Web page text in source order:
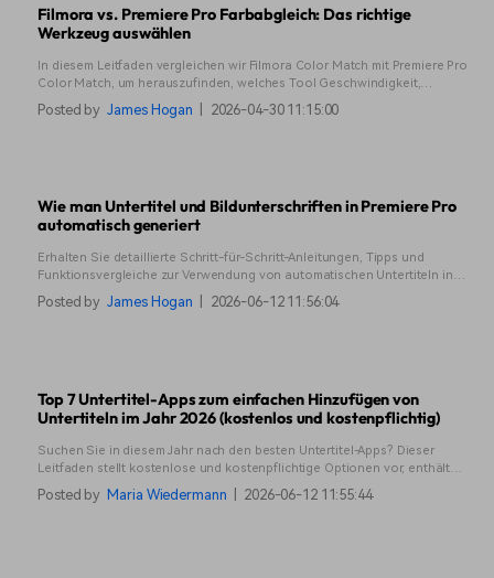
Filmora vs. Premiere Pro Farbabgleich: Das richtige
Werkzeug auswählen
In diesem Leitfaden vergleichen wir Filmora Color Match mit Premiere Pro
Color Match, um herauszufinden, welches Tool Geschwindigkeit,
Kontrolle und echte Bearbeitungseffizienz bietet.
Posted by James Hogan 2026-04-30 11:15:00
Wie man Untertitel und Bildunterschriften in Premiere Pro
automatisch generiert
Erhalten Sie detaillierte Schritt-für-Schritt-Anleitungen, Tipps und
Funktionsvergleiche zur Verwendung von automatischen Untertiteln in
Premiere Pro, um ganz einfach Untertitel zu generieren und die
Zugänglichkeit Ihres Videos zu verbessern.
Posted by James Hogan 2026-06-12 11:56:04
Top 7 Untertitel-Apps zum einfachen Hinzufügen von
Untertiteln im Jahr 2026 (kostenlos und kostenpflichtig)
Suchen Sie in diesem Jahr nach den besten Untertitel-Apps? Dieser
Leitfaden stellt kostenlose und kostenpflichtige Optionen vor, enthält
eine Vergleichstabelle und Tipps, wie Sie die richtige App für Untertitel
auswählen.
Posted by Maria Wiedermann 2026-06-12 11:55:44